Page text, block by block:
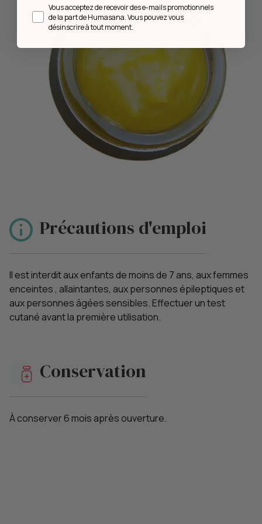
Précautions d'emploi
Il est interdit aux enfants de moins de 7 ans, aux femmes
enceintes , allaintantes, aux personnes épileptiques et
aux personnes âgées sensibles. Effectuer un test
cutané avant la première utilisation.
Conservation
À conserver 6 mois après ouverture.
Opt inVous acceptez de recevoir des e-mails promotionnels
de la part de Humasana. Vous pouvez vous
désinscrire à tout moment.